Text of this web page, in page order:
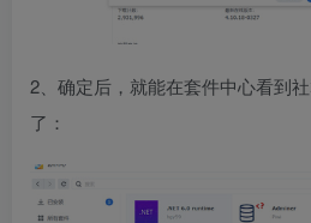
2、确定后，就能在套件中心看到
了：